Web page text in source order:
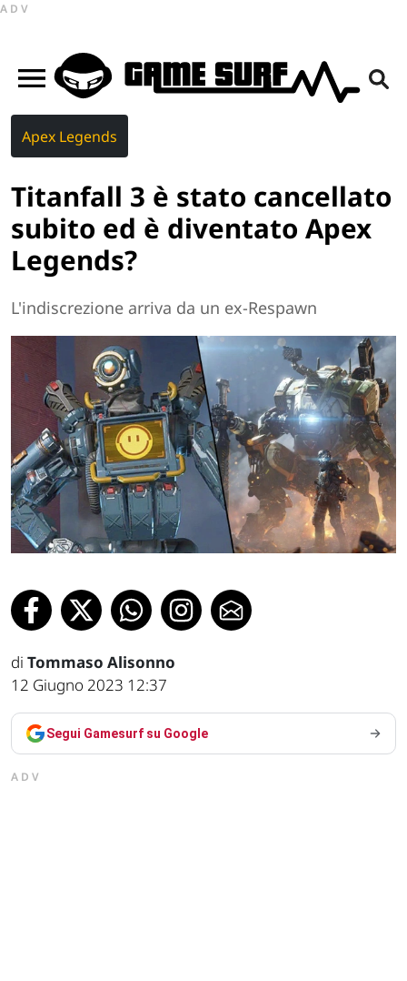
ADV
Apex Legends
Titanfall 3 è stato cancellato
subito ed è diventato Apex
Legends?
L'indiscrezione arriva da un ex-Respawn
di Tommaso Alisonno
12 Giugno 2023 12:37
Segui Gamesurf su Google
ADV